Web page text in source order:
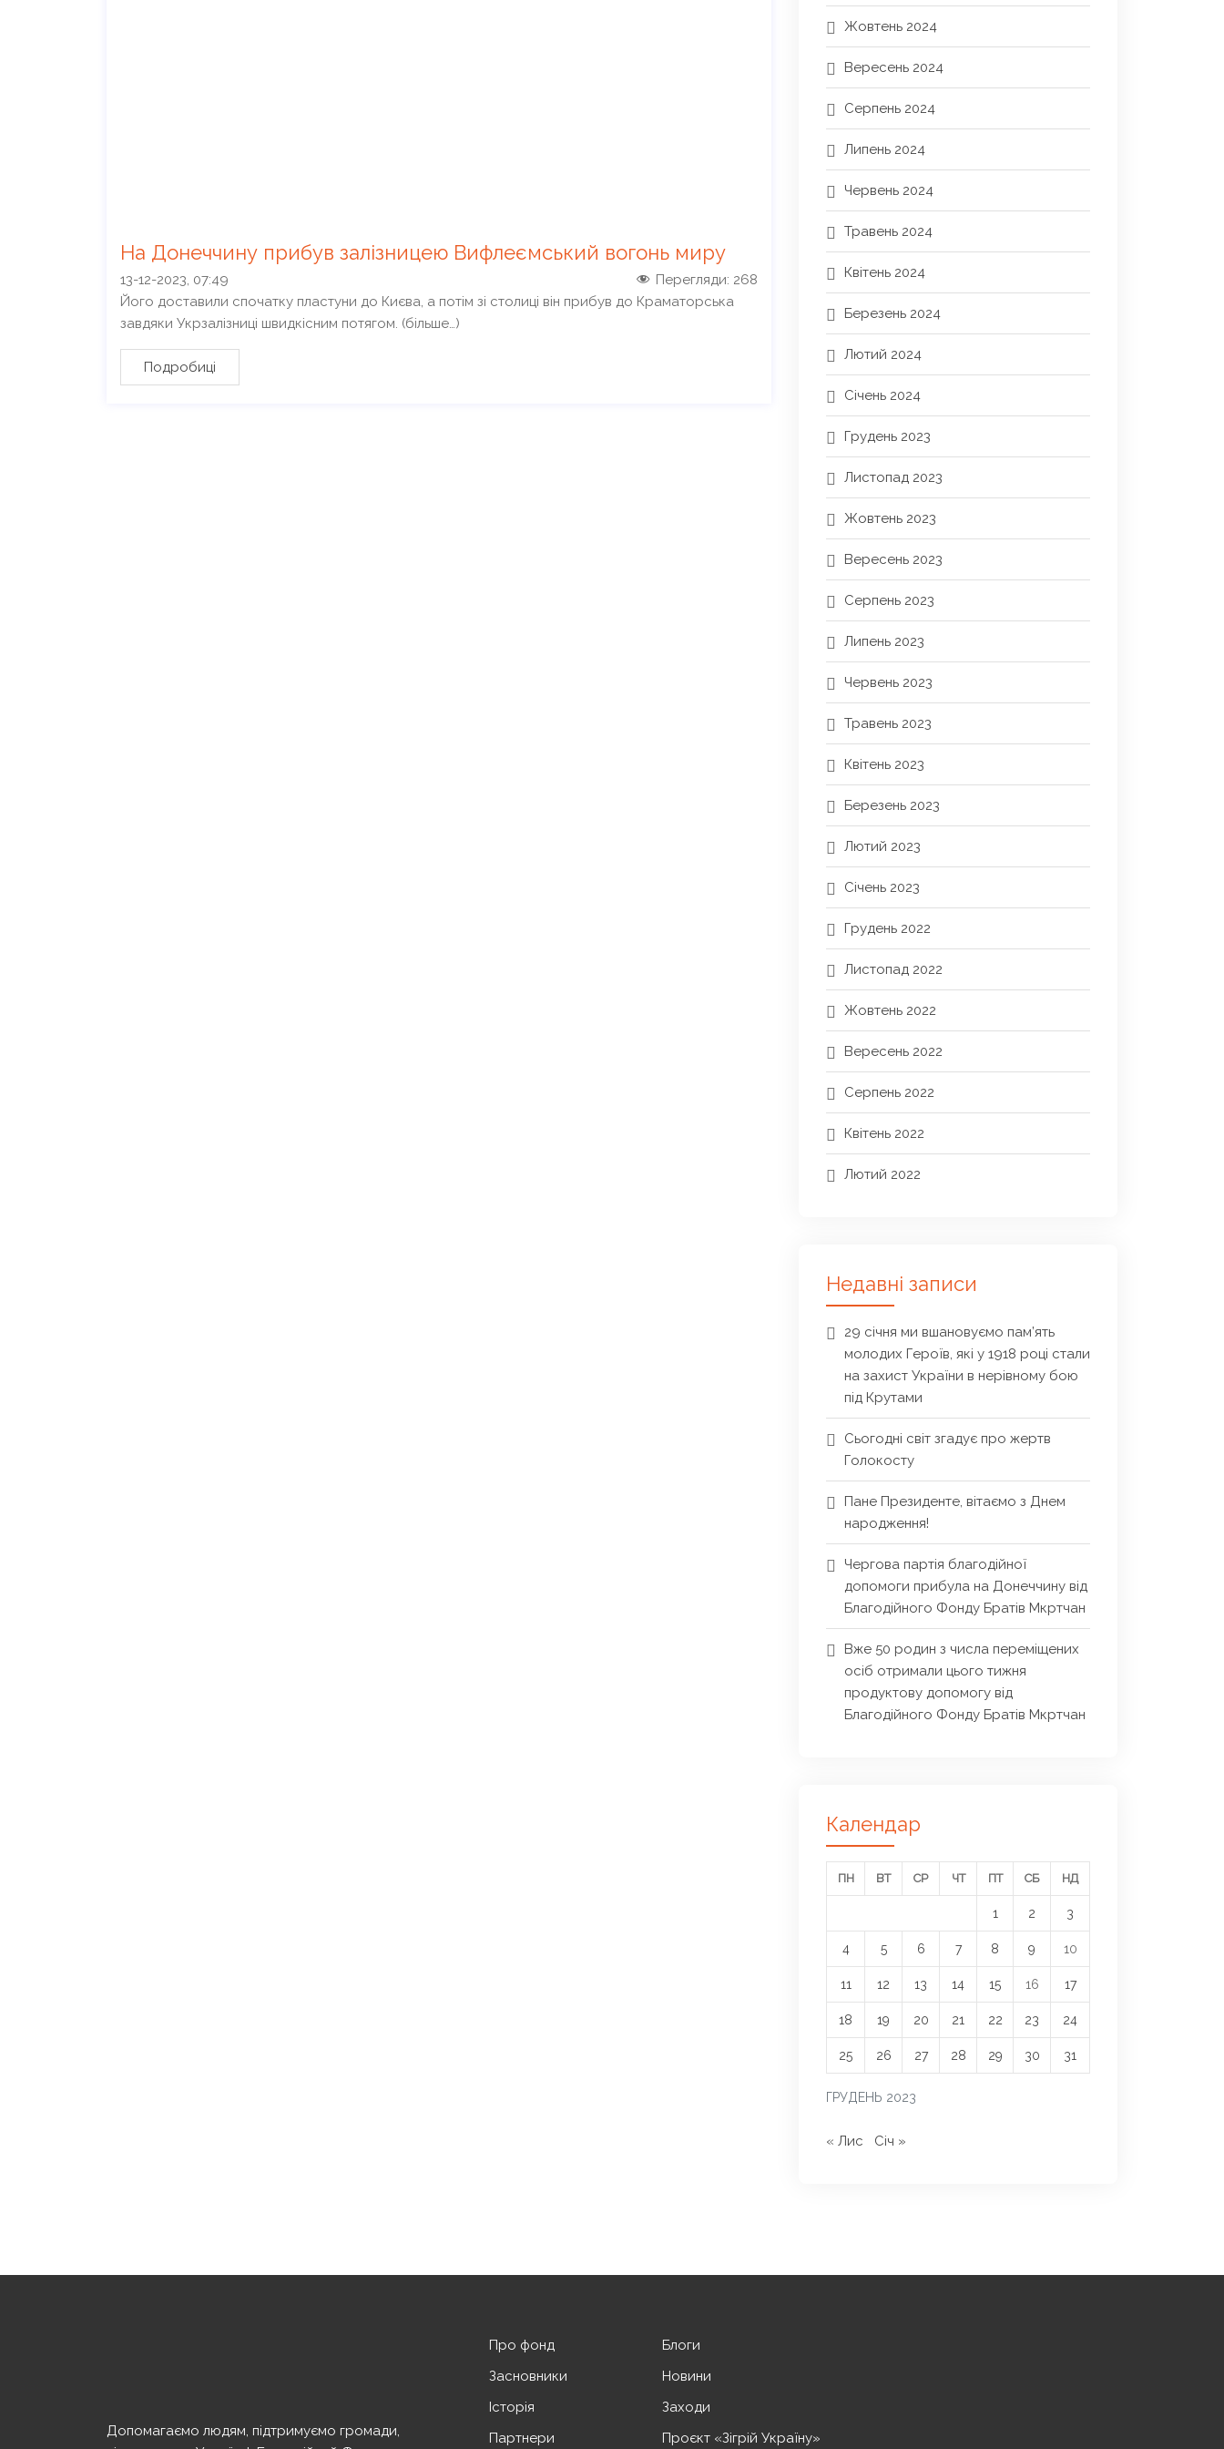
На Донеччину прибув залізницею Вифлеємський вогонь миру
13-12-2023, 07:49 Перегляди: 268
Його доставили спочатку пластуни до Києва, а потім зі столиці він прибув до Краматорська
завдяки Укрзалізниці швидкісним потягом. (більше…)
Подробиці
Жовтень 2024
Вересень 2024
Серпень 2024
Липень 2024
Червень 2024
Травень 2024
Квітень 2024
Березень 2024
Лютий 2024
Січень 2024
Грудень 2023
Листопад 2023
Жовтень 2023
Вересень 2023
Серпень 2023
Липень 2023
Червень 2023
Травень 2023
Квітень 2023
Березень 2023
Лютий 2023
Січень 2023
Грудень 2022
Листопад 2022
Жовтень 2022
Вересень 2022
Серпень 2022
Квітень 2022
Лютий 2022
Недавні записи
29 січня ми вшановуємо пам’ять
молодих Героїв, які у 1918 році стали
на захист України в нерівному бою
під Крутами
Сьогодні світ згадує про жертв
Голокосту
Пане Президенте, вітаємо з Днем
народження!
Чергова партія благодійної
допомоги прибула на Донеччину від
Благодійного Фонду Братів Мкртчан
Вже 50 родин з числа переміщених
осіб отримали цього тижня
продуктову допомогу від
Благодійного Фонду Братів Мкртчан
Календар
ГРУДЕНЬ 2023
ПН ВТ СР ЧТ ПТ СБ НД
1 2 3
4 5 6 7 8 9 10
11 12 13 14 15 16 17
18 19 20 21 22 23 24
25 26 27 28 29 30 31
« Лис Січ »
Допомагаємо людям, підтримуємо громади,
Про фонд
Засновники
Історія
Партнери
Блоги
Новини
Заходи
Проєкт «Зігрій Україну»